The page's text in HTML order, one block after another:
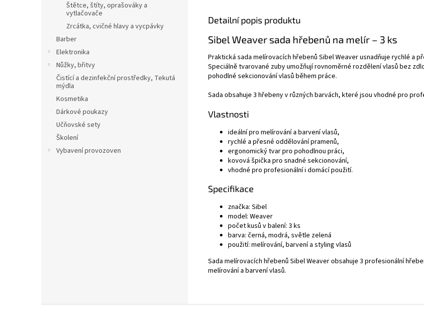
Štětce, štíty, oprašováky a
vytlačovače
Zrcátka, cvičné hlavy a vycpávky
Barber
Elektronika
Nůžky, břitvy
Čistící a dezinfekční prostředky, Tekutá
mýdla
Kosmetika
Dárkové poukazy
Učňovské sety
Školení
Vybavení provozoven
Detailní popis produktu
Sibel Weaver sada hřebenů na melír – 3 ks
Praktická sada melírovacích hřebenů Sibel Weaver usnadňuje rychlé a
Speciálně tvarované zuby umožňují rovnoměrné rozdělení vlasů bez
pohodlné sekcionování vlasů během práce.
Sada obsahuje 3 hřebeny v různých barvách, které jsou vhodné pro
Vlastnosti
ideální pro melírování a barvení vlasů,
rychlé a přesné oddělování pramenů,
ergonomický tvar pro pohodlnou práci,
kovová špička pro snadné sekcionování,
vhodné pro profesionální i domácí použití.
Specifikace
značka: Sibel
model: Weaver
počet kusů v balení: 3 ks
barva: černá, modrá, světle zelená
použití: melírování, barvení a styling vlasů
Sada melírovacích hřebenů Sibel Weaver obsahuje 3 profesionální
melírování a barvení vlasů.